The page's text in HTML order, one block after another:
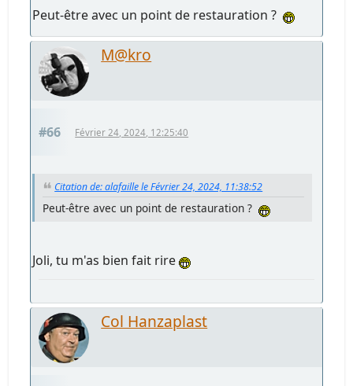
Peut-être avec un point de restauration ?
M@kro
#66 Février 24, 2024, 12:25:40
Citation de: alafaille le Février 24, 2024, 11:38:52
Peut-être avec un point de restauration ?
Joli, tu m'as bien fait rire
Col Hanzaplast